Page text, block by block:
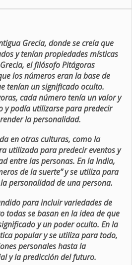
Grecia, donde se creía que
y tenían propiedades místicas
el filósofo Pitágoras
los números eran la base de
tenían un significado oculto.
cada número tenía un valor y
y podía utilizarse para predecir
la personalidad.
en otras culturas, como la
utilizada para predecir eventos y
entre las personas. En la India,
de la suerte” y se utiliza para
personalidad de una persona.
para incluir variedades de
todas se basan en la idea de que
y un poder oculto. En la
popular y se utiliza para todo,
personales hasta la
y la predicción del futuro.